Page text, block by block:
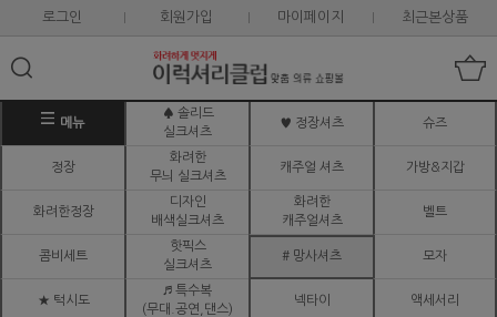
로그인 회원가입 마이페이지 최근본상품
메뉴
♠ 솔리드
실크셔츠
♥ 정장셔츠 슈즈
정장
화려한
무늬 실크셔츠
캐주얼 셔츠 가방&지갑
화려한정장
디자인
배색실크셔츠
화려한
캐주얼셔츠
벨트
콤비세트
핫픽스
실크셔츠
# 망사셔츠 모자
★ 턱시도
♬ 특수복
(무대.공연,댄스)
넥타이 액세서리